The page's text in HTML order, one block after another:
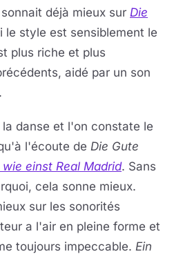
déjà mieux sur Die
le style est sensiblement le
plus riche et plus
aidé par un son
la danse et l'on constate le
l'écoute de Die Gute
wie einst Real Madrid. Sans
cela sonne mieux.
sur les sonorités
a l'air en pleine forme et
toujours impeccable. Ein